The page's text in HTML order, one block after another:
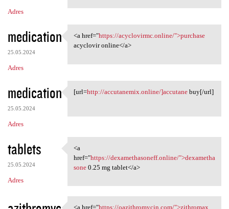
Adres
medication
25.05.2024
Adres
<a href="https://acyclovirmc
<a href="https://acyclovirmc.online/">purchase
acyclovir online</a>
medication
25.05.2024
Adres
[url=http://accutanemix
[url=http://accutanemix.online/]accutanebuy[/url]
tablets
25.05.2024
Adres
<a href="https:/
<a
href="https://dexamethasoneff.online/">dexametha
sone0.25 mg tablet</a>
<a href="https://oazithromycin.com/">zithromax